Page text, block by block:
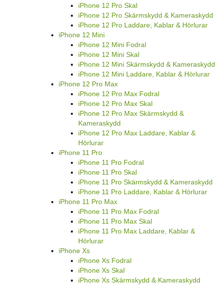
iPhone 12 Pro Skal
iPhone 12 Pro Skärmskydd & Kameraskydd
iPhone 12 Pro Laddare, Kablar & Hörlurar
iPhone 12 Mini
iPhone 12 Mini Fodral
iPhone 12 Mini Skal
iPhone 12 Mini Skärmskydd & Kameraskydd
iPhone 12 Mini Laddare, Kablar & Hörlurar
iPhone 12 Pro Max
iPhone 12 Pro Max Fodral
iPhone 12 Pro Max Skal
iPhone 12 Pro Max Skärmskydd &
Kameraskydd
iPhone 12 Pro Max Laddare, Kablar &
Hörlurar
iPhone 11 Pro
iPhone 11 Pro Fodral
iPhone 11 Pro Skal
iPhone 11 Pro Skärmskydd & Kameraskydd
iPhone 11 Pro Laddare, Kablar & Hörlurar
iPhone 11 Pro Max
iPhone 11 Pro Max Fodral
iPhone 11 Pro Max Skal
iPhone 11 Pro Max Laddare, Kablar &
Hörlurar
iPhone Xs
iPhone Xs Fodral
iPhone Xs Skal
iPhone Xs Skärmskydd & Kameraskydd